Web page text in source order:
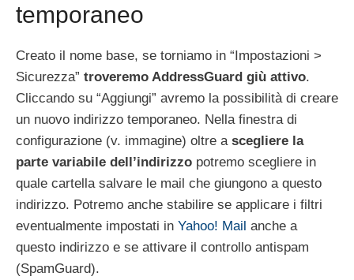
temporaneo
Creato il nome base, se torniamo in “Impostazioni >
Sicurezza” troveremo AddressGuard giù attivo.
Cliccando su “Aggiungi” avremo la possibilità di creare
un nuovo indirizzo temporaneo. Nella finestra di
configurazione (v. immagine) oltre a scegliere la
parte variabile dell’indirizzo potremo scegliere in
quale cartella salvare le mail che giungono a questo
indirizzo. Potremo anche stabilire se applicare i filtri
eventualmente impostati in Yahoo! Mail anche a
questo indirizzo e se attivare il controllo antispam
(SpamGuard).